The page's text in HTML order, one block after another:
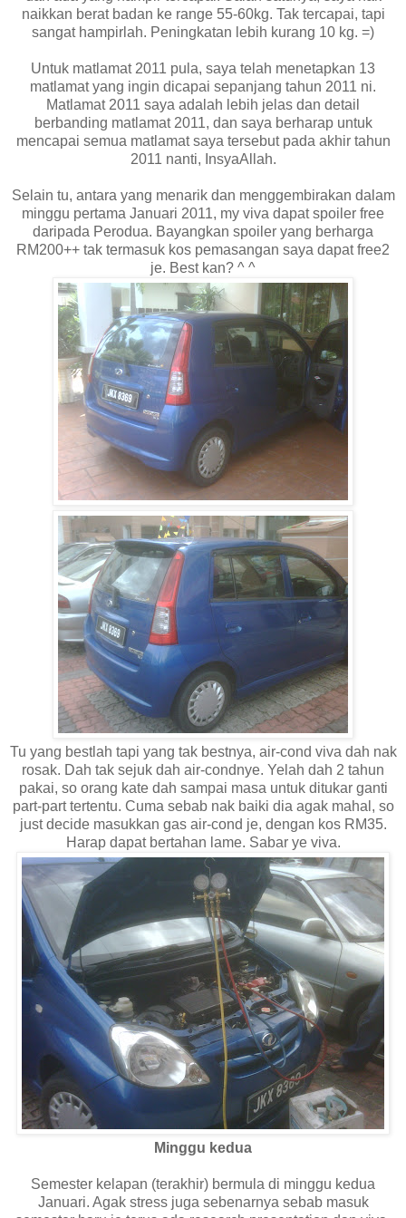
naikkan berat badan ke range 55-60kg. Tak tercapai, tapi
sangat hampirlah. Peningkatan lebih kurang 10 kg. =)
Untuk matlamat 2011 pula, saya telah menetapkan 13
matlamat yang ingin dicapai sepanjang tahun 2011 ni.
Matlamat 2011 saya adalah lebih jelas dan detail
berbanding matlamat 2011, dan saya berharap untuk
mencapai semua matlamat saya tersebut pada akhir tahun
2011 nanti, InsyaAllah.
Selain tu, antara yang menarik dan menggembirakan dalam
minggu pertama Januari 2011, my viva dapat spoiler free
daripada Perodua. Bayangkan spoiler yang berharga
RM200++ tak termasuk kos pemasangan saya dapat free2
je. Best kan? ^ ^
Tu yang bestlah tapi yang tak bestnya, air-cond viva dah nak
rosak. Dah tak sejuk dah air-condnye. Yelah dah 2 tahun
pakai, so orang kate dah sampai masa untuk ditukar ganti
part-part tertentu. Cuma sebab nak baiki dia agak mahal, so
just decide masukkan gas air-cond je, dengan kos RM35.
Harap dapat bertahan lame. Sabar ye viva.
Minggu kedua
Semester kelapan (terakhir) bermula di minggu kedua
Januari. Agak stress juga sebenarnya sebab masuk